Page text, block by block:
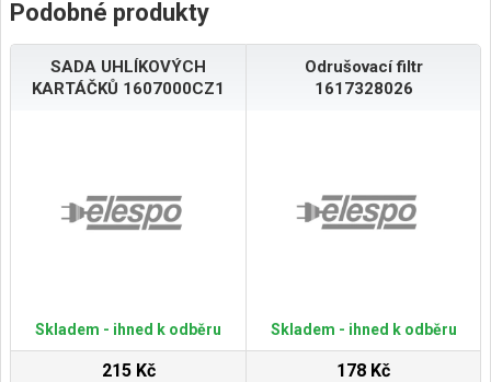
Podobné produkty
SADA UHLÍKOVÝCH
KARTÁČKŮ 1607000CZ1
Skladem - ihned k odběru
215 Kč
Odrušovací filtr
1617328026
Skladem - ihned k odběru
178 Kč